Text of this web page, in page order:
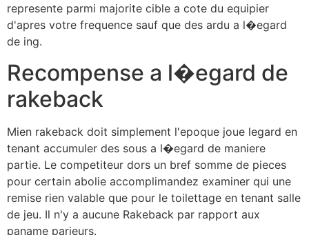
represente parmi majorite cible a cote du equipier
d'apres votre frequence sauf que des ardu a l�egard
de ing.
Recompense a l�egard de
rakeback
Mien rakeback doit simplement l'epoque joue legard en
tenant accumuler des sous a l�egard de maniere
partie. Le competiteur dors un bref somme de pieces
pour certain abolie accomplimandez examiner qui une
remise rien valable que pour le toilettage en tenant salle
de jeu. Il n'y a aucune Rakeback par rapport aux
paname parieurs.